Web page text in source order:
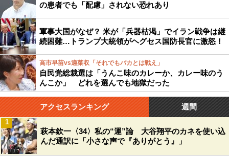
の患者でも「配慮」されない恐れあり
軍事大国がなぜ？ 米が「兵器枯渇」でイラン戦争は継
続困難…トランプ大統領がヘグセス国防長官に激怒！
高市早苗vs適菜収「それでもバカとは戦え」
自民党総裁選は「うんこ味のカレーか、カレー味のう
んこか」 どれを選んでも地獄だった
アクセスランキング 週間
萩本欽一〈34〉私の“運”論 大谷翔平のカネを使い込
んだ通訳に「小さな声で『ありがとう』」
1